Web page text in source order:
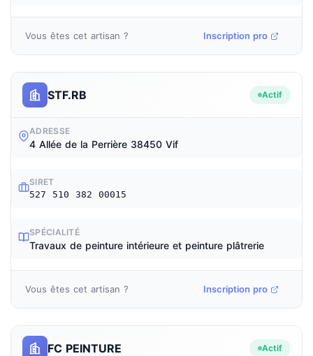
Vous êtes cet artisan ? Inscription pro
STF.RB Actif
ADRESSE
4 Allée de la Perrière 38450 Vif
SIRET
527 510 382 00015
SPÉCIALITÉ
Travaux de peinture intérieure et peinture plâtrerie
Vous êtes cet artisan ? Inscription pro
FC PEINTURE Actif